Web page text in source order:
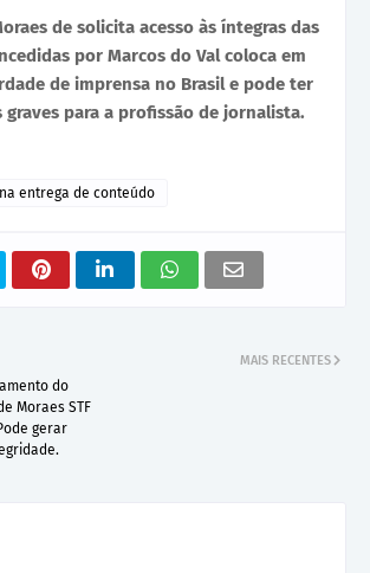
de solicita acesso às íntegras das
por Marcos do Val coloca em
de imprensa no Brasil e pode ter
graves para a profissão de jornalista.
entrega de conteúdo
MAIS RECENTES
do
Moraes STF
gerar